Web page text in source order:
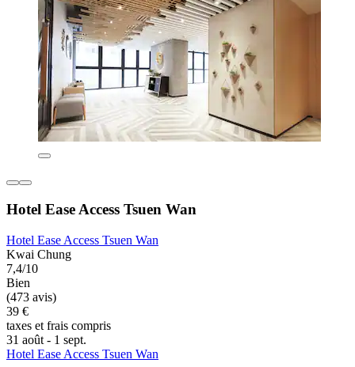
Hotel Ease Access Tsuen Wan
Hotel Ease Access Tsuen Wan
Kwai Chung
7,4/10
Bien
(473 avis)
39 €
taxes et frais compris
31 août - 1 sept.
Hotel Ease Access Tsuen Wan